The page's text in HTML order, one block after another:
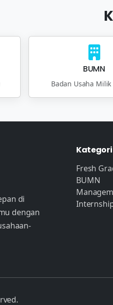
BUMN
Badan Usaha
di
dengan
Fresh
BUMN